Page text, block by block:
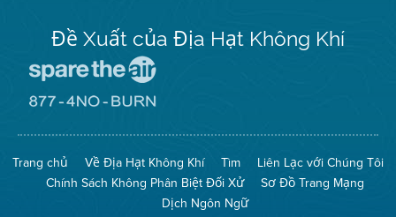
Đề Xuất của Địa Hạt Không Khí
The
(Bảo
Toàn
Không
Khí)
Mạng
No
Burn
(Không
Đốt)
Trang chủ Về Địa Hạt Không Khí Tìm
Liên Lạc với Chúng Tôi
Chính Sách Không Phân Biệt Đối Xử
Sơ Đồ Trang Mạng
Dịch Ngôn Ngữ